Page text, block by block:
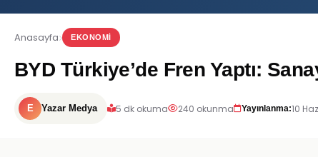
Anasayfa EKONOMI
BYD Türkiye’de Fren Yaptı:
E Yazar Medya 5 dk okuma 240 okunma Yayınlanma:10